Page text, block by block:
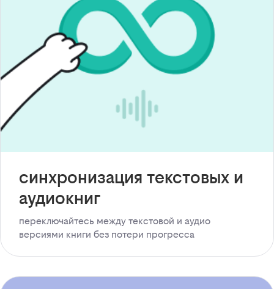
синхронизация текстовых и
аудиокниг
переключайтесь между текстовой и аудио
версиями книги без потери прогресса